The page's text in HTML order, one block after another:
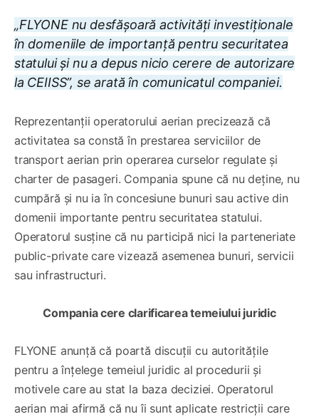
„FLYONE nu desfășoară activități investiționale
în domeniile de importanță pentru securitatea
statului și nu a depus nicio cerere de autorizare
la CEIISS”, se arată în comunicatul companiei.
Reprezentanții operatorului aerian precizează că
activitatea sa constă în prestarea serviciilor de
transport aerian prin operarea curselor regulate și
charter de pasageri. Compania spune că nu deține, nu
cumpără și nu ia în concesiune bunuri sau active din
domenii importante pentru securitatea statului.
Operatorul susține că nu participă nici la parteneriate
public-private care vizează asemenea bunuri, servicii
sau infrastructuri.
Compania cere clarificarea temeiului juridic
FLYONE anunță că poartă discuții cu autoritățile
pentru a înțelege temeiul juridic al procedurii și
motivele care au stat la baza deciziei. Operatorul
aerian mai afirmă că nu îi sunt aplicate restricții care